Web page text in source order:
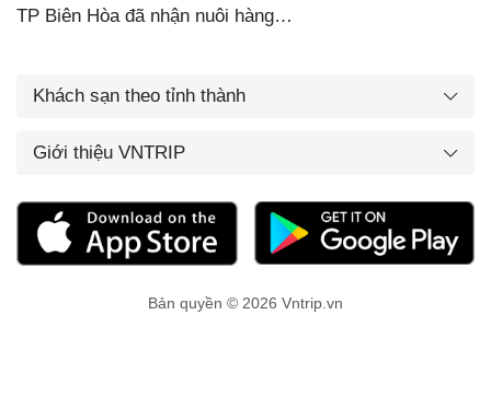
TP Biên Hòa đã nhận nuôi hàng…
Khách sạn theo tỉnh thành
Giới thiệu VNTRIP
Bản quyền © 2026 Vntrip.vn